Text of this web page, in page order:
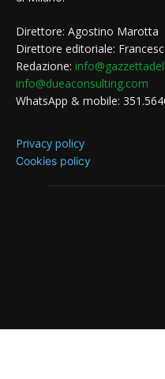
Direttore: Agostino Marotta
Direttore editoriale:
Redazione:
info@dueaconsulting.com
WhatsApp & mobile:
Privacy policy
Cookies policy